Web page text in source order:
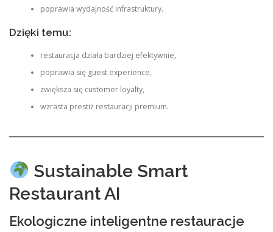
poprawia wydajność infrastruktury.
Dzięki temu:
restauracja działa bardziej efektywnie,
poprawia się guest experience,
zwiększa się customer loyalty,
wzrasta prestiż restauracji premium.
Sustainable Smart
Restaurant AI
Ekologiczne inteligentne restauracje